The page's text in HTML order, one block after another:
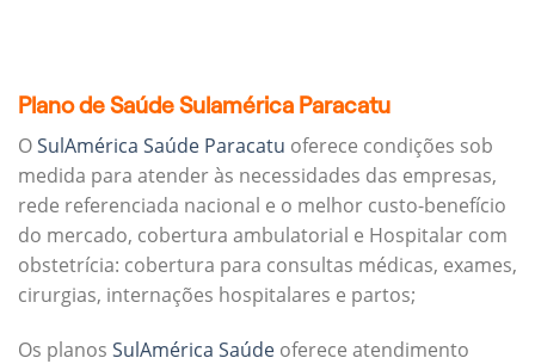
Plano de Saúde Sulamérica Paracatu
OSulAmérica Saúde Paracatu oferece condições sob
medida para atender às necessidades das empresas,
rede referenciada nacional e o melhor custo-benefício
do mercado, cobertura ambulatorial e Hospitalar com
obstetrícia: cobertura para consultas médicas, exames,
cirurgias, internações hospitalares e partos;
Os planos SulAmérica Saúde oferece atendimento